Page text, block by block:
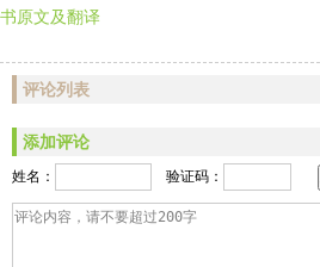
书原文及翻译
评论列表
添加评论
姓名： 验证码：
评论内容，请不要超过200字